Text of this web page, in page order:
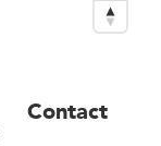
Contact